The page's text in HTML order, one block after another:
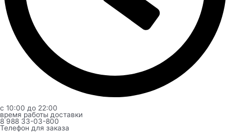
с 10:00 до 22:00
время работы доставки
8 988 33-03-800
Телефон для заказа